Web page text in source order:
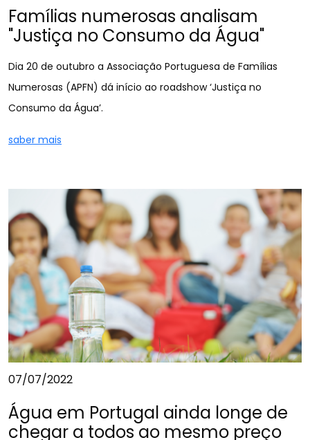
Famílias numerosas analisam
"Justiça no Consumo da Água"
Dia 20 de outubro a Associação Portuguesa de Famílias
Numerosas (APFN) dá início ao roadshow ‘Justiça no
Consumo da Água’.
saber mais
07/07/2022
Água em Portugal ainda longe de
chegar a todos ao mesmo preço